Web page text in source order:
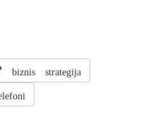
biznis strategija